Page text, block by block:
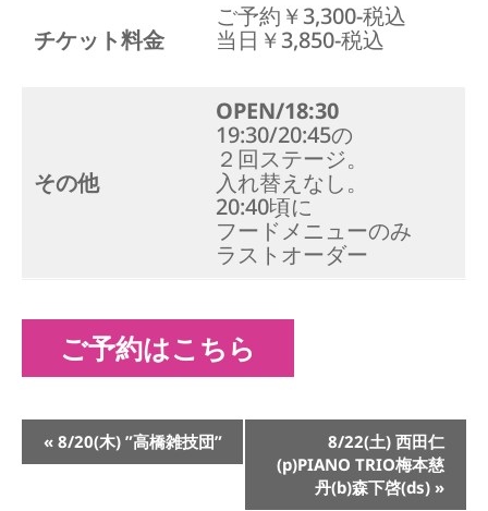
チケット料金
ご予約￥3,300-税込
当日￥3,850-税込
その他
OPEN/18:30
19:30/20:45の
２回ステージ。
入れ替えなし。
20:40頃に
フードメニューのみ
ラストオーダー
ご予約はこちら
イ
ベ« 8/20(木) ”高橋雑技団”
8/22(土) 西田仁
(p)PIANO TRIO梅本慈
丹(b)森下啓(ds) »